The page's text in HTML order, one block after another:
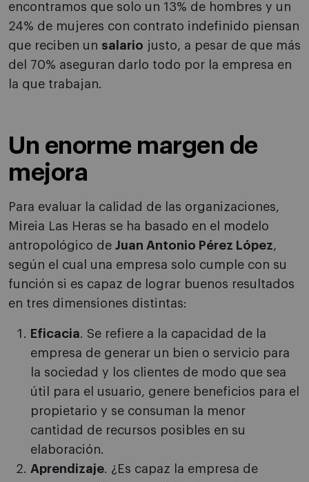
encontramos que solo un 13% de hombres y un
24% de mujeres con contrato indefinido piensan
que reciben un salario justo, a pesar de que más
del 70% aseguran darlo todo por la empresa en
la que trabajan.
Un enorme margen de
mejora
Para evaluar la calidad de las organizaciones,
Mireia Las Heras se ha basado en el modelo
antropológico de Juan Antonio Pérez López,
según el cual una empresa solo cumple con su
función si es capaz de lograr buenos resultados
en tres dimensiones distintas:
Eficacia. Se refiere a la capacidad de la
empresa de generar un bien o servicio para
la sociedad y los clientes de modo que sea
útil para el usuario, genere beneficios para el
propietario y se consuman la menor
cantidad de recursos posibles en su
elaboración.
Aprendizaje. ¿Es capaz la empresa de